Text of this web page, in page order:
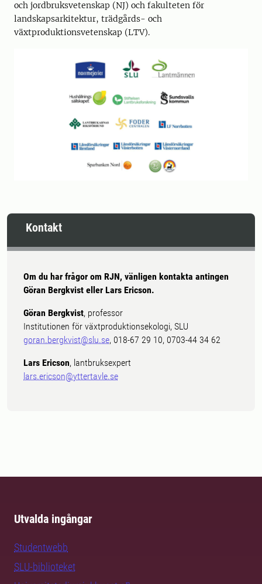
och jordbruksvetenskap (NJ) och fakulteten för
landskapsarkitektur, trädgårds- och
växtproduktionsvetenskap (LTV).
Kontakt
Om du har frågor om RJN, vänligen kontakta antingen
Göran Bergkvist eller Lars Ericson.
Göran Bergkvist, professor
Institutionen för växtproduktionsekologi, SLU
goran.bergkvist@slu.se, 018-67 29 10, 0703-44 34 62
Lars Ericson, lantbruksexpert
lars.ericson@yttertavle.se
Utvalda ingångar
Studentwebb
SLU-biblioteket